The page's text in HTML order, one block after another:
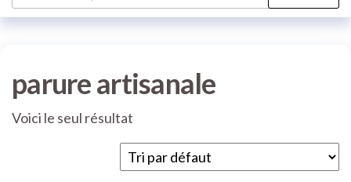
pour :
parure artisanale
Voici le seul résultat